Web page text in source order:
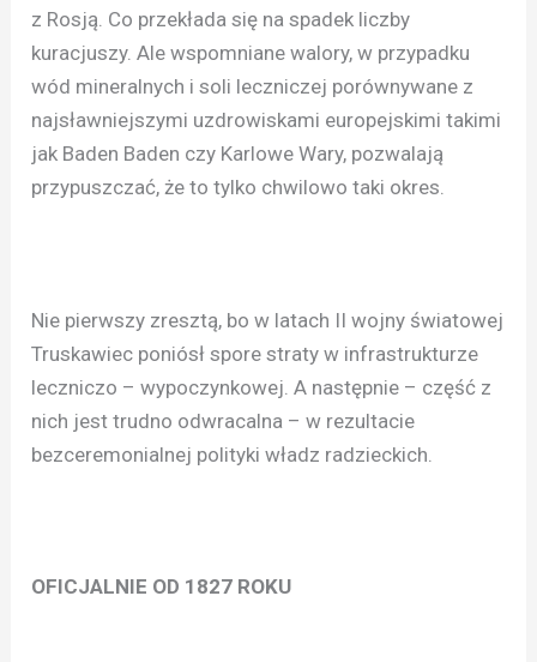
z Rosją. Co przekłada się na spadek liczby
kuracjuszy. Ale wspomniane walory, w przypadku
wód mineralnych i soli leczniczej porównywane z
najsławniejszymi uzdrowiskami europejskimi takimi
jak Baden Baden czy Karlowe Wary, pozwalają
przypuszczać, że to tylko chwilowo taki okres.
Nie pierwszy zresztą, bo w latach II wojny światowej
Truskawiec poniósł spore straty w infrastrukturze
leczniczo – wypoczynkowej. A następnie – część z
nich jest trudno odwracalna – w rezultacie
bezceremonialnej polityki władz radzieckich.
OFICJALNIE OD 1827 ROKU